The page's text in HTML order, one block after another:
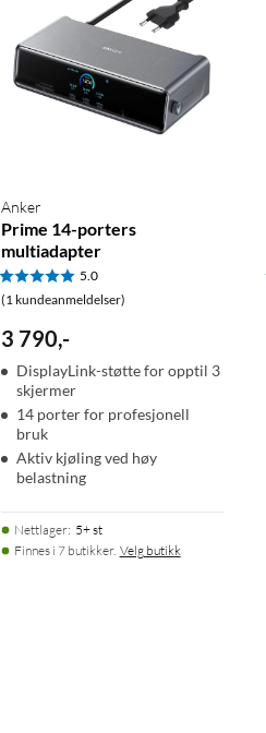
Anker
Prime 14-porters
multiadapter
5.0
(1 kundeanmeldelser)
3 790,-
DisplayLink-støtte for opptil 3
skjermer
14 porter for profesjonell
bruk
Aktiv kjøling ved høy
belastning
Nettlager: 5+ st
Finnes i 7 butikker. Velg butikk